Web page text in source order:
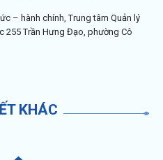
– hành chính, Trung tâm Quản lý
255 Trần Hưng Đạo, phường Cô
KHÁC